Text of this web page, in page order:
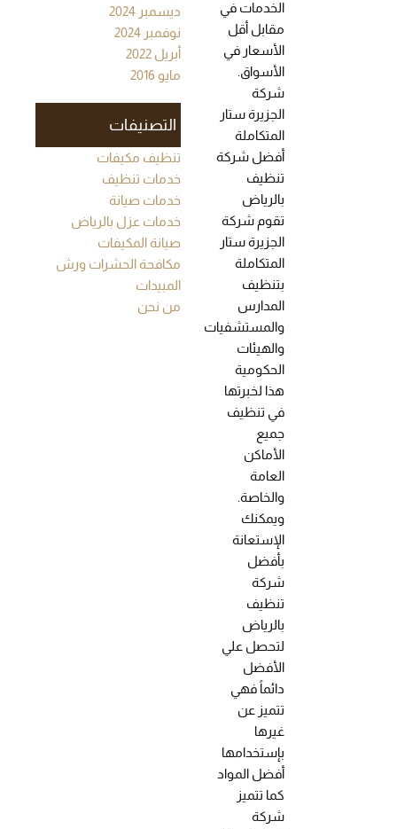
الخدمات في
مقابل أقل
الأسعار في
الأسواق.
شركة
الجزيرة ستار
المتكاملة
أفضل شركة
تنظيف
بالرياض
تقوم شركة
الجزيرة ستار
المتكاملة
بتنظيف
المدارس
والمستشفيات
والهيئات
الحكومية
هذا لخبرتها
في تنظيف
جميع
الأماكن
العامة
والخاصة.
ويمكنك
الإستعانة
بأفضل
شركة
تنظيف
بالرياض
لتحصل علي
الأفضل
دائماً فهي
تتميز عن
غيرها
بإستخدامها
أفضل المواد
كما تتميز
شركة
ديسمبر 2024
نوفمبر 2024
أبريل 2022
مايو 2016
التصنيفات
تنظيف مكيفات
خدمات تنظيف
خدمات صيانة
خدمات عزل بالرياض
صيانة المكيفات
مكافحة الحشرات ورش
المبيدات
من نحن